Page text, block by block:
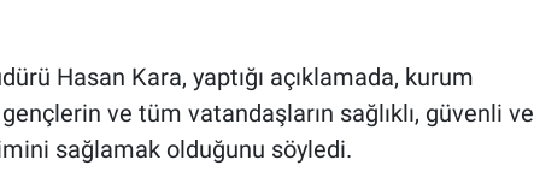
Hasan Kara, yaptığı açıklamada, kurum
ve tüm vatandaşların sağlıklı, güvenli ve
sağlamak olduğunu söyledi.